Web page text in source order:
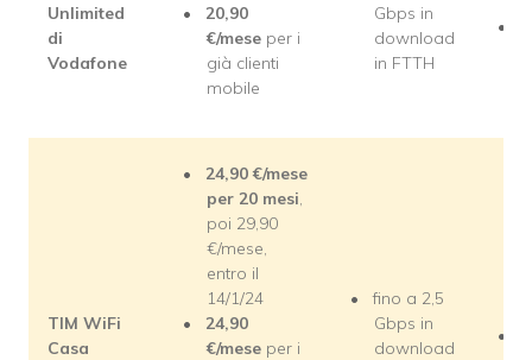
Unlimited
di
Vodafone
20,90
€/mese per i
già clienti
mobile
Gbps in
download
in FTTH
TIM WiFi
Casa
24,90 €/mese
per 20 mesi,
poi 29,90
€/mese,
entro il
14/1/24
24,90
€/mese per i
fino a 2,5
Gbps in
download